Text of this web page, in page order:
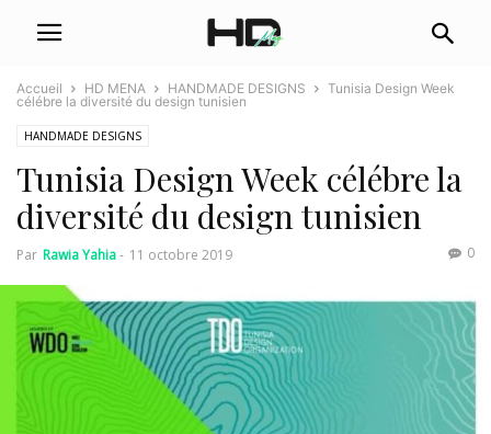
Accueil HD MENA HANDMADE DESIGNS
Tunisia Design Week
célébre la diversité du design tunisien
HANDMADE DESIGNS
Tunisia Design Week célébre la
diversité du design tunisien
Par Rawia Yahia- 11 octobre 2019 0